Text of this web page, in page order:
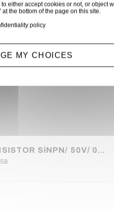
TRANSISTOR SiNPN/ 50V/ 0.15A /0.2W / 80MHz
either accept cookies or not, or
at the bottom of the page on this site.
policy
MY CHOICES